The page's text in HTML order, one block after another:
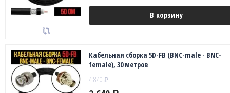
В корзину
Кабельная сборка 5D-FB (BNC-male - BNC-
female), 30 метров
4 840₽